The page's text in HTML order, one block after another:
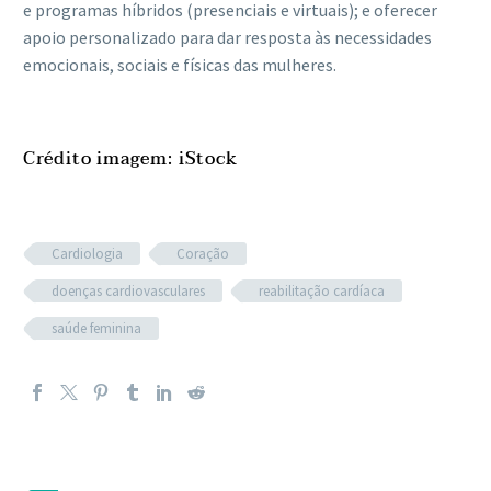
e programas híbridos (presenciais e virtuais); e oferecer
apoio personalizado para dar resposta às necessidades
emocionais, sociais e físicas das mulheres.
Crédito imagem: iStock
Cardiologia
Coração
doenças cardiovasculares
reabilitação cardíaca
saúde feminina